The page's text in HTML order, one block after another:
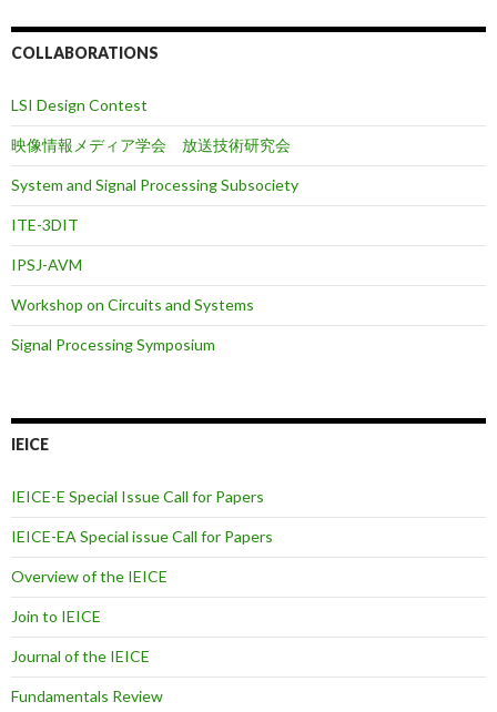
COLLABORATIONS
LSI Design Contest
映像情報メディア学会 放送技術研究会
System and Signal Processing Subsociety
ITE-3DIT
IPSJ-AVM
Workshop on Circuits and Systems
Signal Processing Symposium
IEICE
IEICE-E Special Issue Call for Papers
IEICE-EA Special issue Call for Papers
Overview of the IEICE
Join to IEICE
Journal of the IEICE
Fundamentals Review